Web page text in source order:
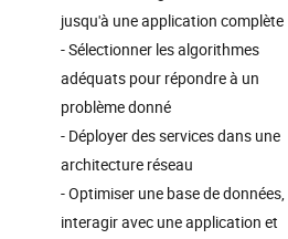
jusqu'à une application complète
- Sélectionner les algorithmes
adéquats pour répondre à un
problème donné
- Déployer des services dans une
architecture réseau
- Optimiser une base de données,
interagir avec une application et